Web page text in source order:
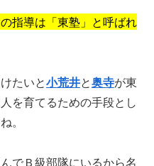
指導は「東塾」と呼ばれ
たいと小荒井と奥寺が東
を育てるための手段とし
。
でＢ級部隊にいるから名